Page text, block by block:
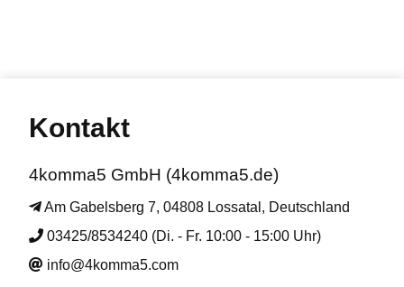
Kontakt
4komma5 GmbH (4komma5.de)
Am Gabelsberg 7, 04808 Lossatal, Deutschland
03425/8534240 (Di. - Fr. 10:00 - 15:00 Uhr)
info@4komma5.com